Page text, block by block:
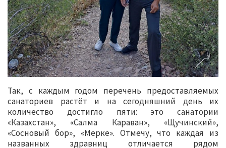
Так, с каждым годом перечень предоставляемых
санаториев растёт и на сегодняшний день их
количество достигло пяти: это санатории
«Казахстан», «Салма Караван», «Щучинский»,
«Сосновый бор», «Мерке». Отмечу, что каждая из
названных здравниц отличается рядом